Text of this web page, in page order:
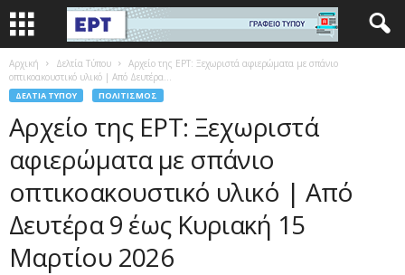
Αρχική Δελτία Τύπου
Αρχείο της ΕΡΤ: Ξεχωριστά αφιερώματα με σπάνιο
οπτικοακουστικό υλικό | Από Δευτέρα...
ΔΕΛΤΊΑ ΤΎΠΟΥ ΠΟΛΙΤΙΣΜΌΣ
Αρχείο της ΕΡΤ: Ξεχωριστά
αφιερώματα με σπάνιο
οπτικοακουστικό υλικό | Από
Δευτέρα 9 έως Κυριακή 15
Μαρτίου 2026